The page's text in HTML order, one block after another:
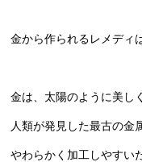
金から作られるレメディ
金は、太陽のように美し
人類が発見した最古の金
やわらかく加工しやすい